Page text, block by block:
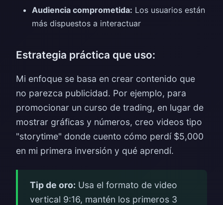
Audiencia comprometida: Los usuarios están
más dispuestos a interactuar
Estrategia práctica que uso:
Mi enfoque se basa en crear contenido que
no parezca publicidad. Por ejemplo, para
promocionar un curso de trading, en lugar de
mostrar gráficas y números, creo videos tipo
"storytime" donde cuento cómo perdí $5,000
en mi primera inversión y qué aprendí.
Tip de oro: Usa el formato de video
vertical 9:16, mantén los primeros 3